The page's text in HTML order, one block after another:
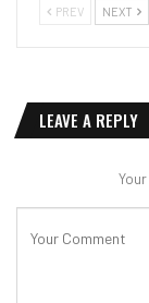
PREV NEXT
LEAVE A REPLY